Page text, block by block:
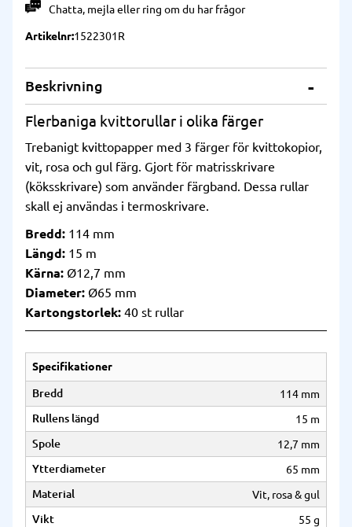
Chatta, mejlaellerring om du har frågor
Artikelnr 1522301R
Beskrivning
Flerbaniga kvittorullar i olika färger
Trebanigt kvittopapper med 3 färger för kvittokopior,
vit, rosa och gul färg. Gjort för matrisskrivare
(köksskrivare) som använder färgband. Dessa rullar
skall ej användas i termoskrivare.
Bredd: 114 mm
Längd: 15 m
Kärna: Ø12,7 mm
Diameter: Ø65 mm
Kartongstorlek: 40 st rullar
Specifikationer
Bredd
114 mm
Rullens längd
15 m
Spole
12,7 mm
Ytterdiameter
65 mm
Material
Vit, rosa & gul
Vikt
55 g